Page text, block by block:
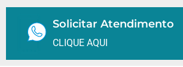
Solicitar Atendimento
CLIQUE AQUI